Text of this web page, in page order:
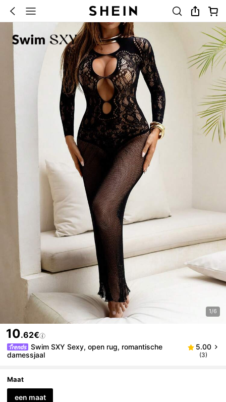
1/6
10.62€
Swim SXY Sexy, open rug, romantische
damessjaal
5.00
(3)
Maat
een maat